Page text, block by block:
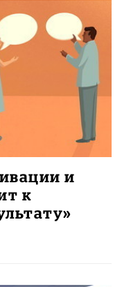
и
к